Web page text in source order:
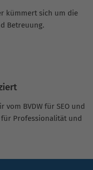
kümmert sich um die
Betreuung.
BVDW für SEO und
für Professionalität und